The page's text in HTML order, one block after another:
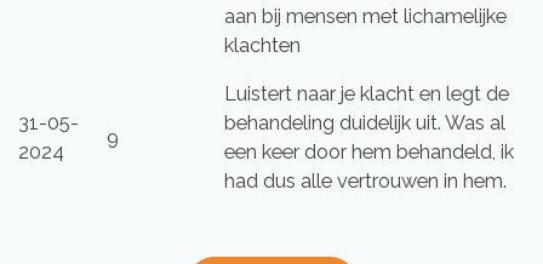
aan bij mensen met lichamelijke
klachten
31-05-
2024
9
Luistert naar je klacht en legt de
behandeling duidelijk uit. Was al
een keer door hem behandeld, ik
had dus alle vertrouwen in hem.